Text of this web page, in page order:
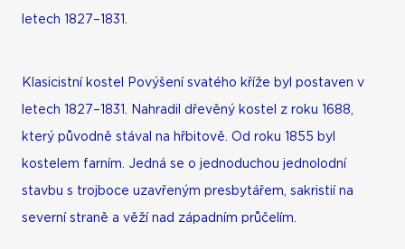
letech 1827–1831.
Klasicistní kostel Povýšení svatého kříže byl postaven v
letech 1827–1831. Nahradil dřevěný kostel z roku 1688,
který původně stával na hřbitově. Od roku 1855 byl
kostelem farním. Jedná se o jednoduchou jednolodní
stavbu s trojboce uzavřeným presbytářem, sakristií na
severní straně a věží nad západním průčelím.